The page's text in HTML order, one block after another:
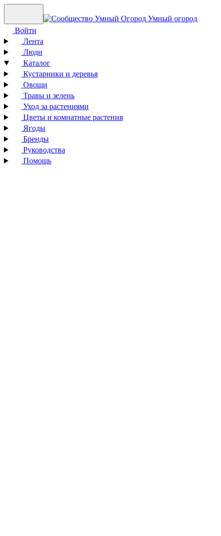
Умный огород
Войти
Лента
Люди
Каталог
Кустарники и деревья
Овощи
Травы и зелень
Уход за растениями
Цветы и комнатные растения
Ягоды
Бренды
Руководства
Помощь